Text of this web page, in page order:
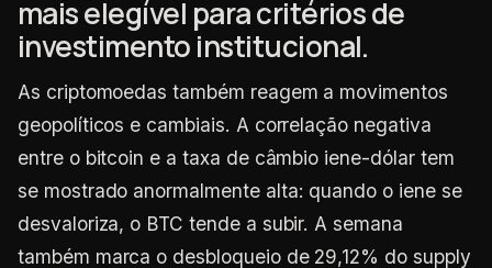
mais elegível para critérios de
investimento institucional.
As criptomoedas também reagem a movimentos
geopolíticos e cambiais. A correlação negativa
entre o bitcoin e a taxa de câmbio iene-dólar tem
se mostrado anormalmente alta: quando o iene se
desvaloriza, o BTC tende a subir. A semana
também marca o desbloqueio de 29,12% do supply